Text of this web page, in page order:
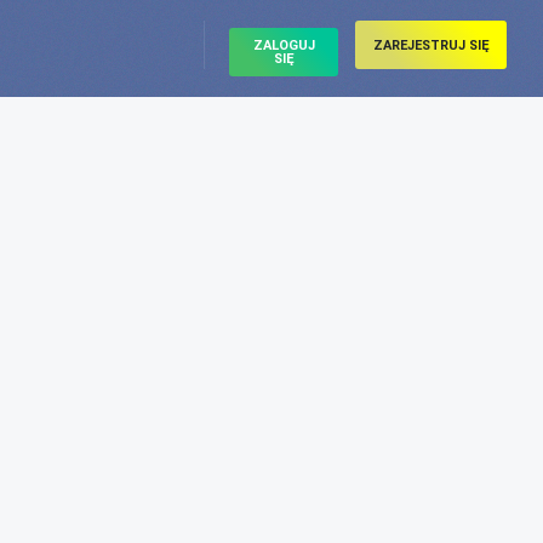
ZALOGUJ
SIĘ
ZAREJESTRUJ SIĘ